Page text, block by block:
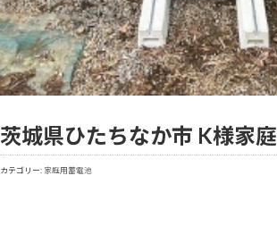
茨城県ひたちなか市 K様家
カテゴリー: 家庭用蓄電池